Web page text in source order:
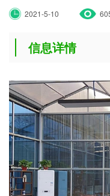
2021-5-10
信息详情